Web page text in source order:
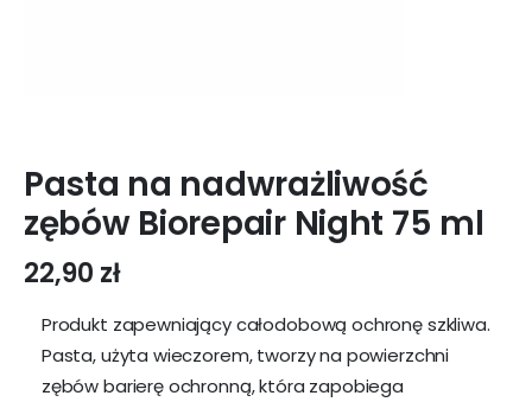
Pasta na nadwrażliwość
zębów Biorepair Night 75 ml
22,90 zł
Produkt zapewniający całodobową ochronę szkliwa.
Pasta, użyta wieczorem, tworzy na powierzchni
zębów barierę ochronną, która zapobiega